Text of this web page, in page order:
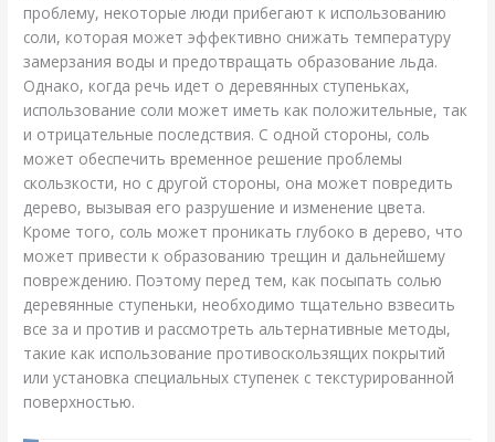
проблему, некоторые люди прибегают к использованию
соли, которая может эффективно снижать температуру
замерзания воды и предотвращать образование льда.
Однако, когда речь идет о деревянных ступеньках,
использование соли может иметь как положительные, так
и отрицательные последствия. С одной стороны, соль
может обеспечить временное решение проблемы
скользкости, но с другой стороны, она может повредить
дерево, вызывая его разрушение и изменение цвета.
Кроме того, соль может проникать глубоко в дерево, что
может привести к образованию трещин и дальнейшему
повреждению. Поэтому перед тем, как посыпать солью
деревянные ступеньки, необходимо тщательно взвесить
все за и против и рассмотреть альтернативные методы,
такие как использование противоскользящих покрытий
или установка специальных ступенек с текстурированной
поверхностью.